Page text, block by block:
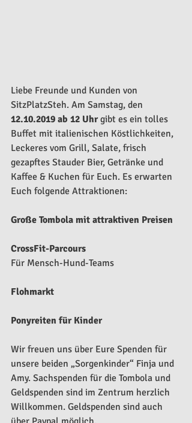
Liebe Freunde und Kunden von
SitzPlatzSteh. Am Samstag, den
12.10.2019 ab 12 Uhr gibt es ein tolles
Buffet mit italienischen Köstlichkeiten,
Leckeres vom Grill, Salate, frisch
gezapftes Stauder Bier, Getränke und
Kaffee & Kuchen für Euch. Es erwarten
Euch folgende Attraktionen:
Große Tombola mit attraktiven Preisen
CrossFit-Parcours
Für Mensch-Hund-Teams
Flohmarkt
Ponyreiten für Kinder
Wir freuen uns über Eure Spenden für
unsere beiden „Sorgenkinder“ Finja und
Amy. Sachspenden für die Tombola und
Geldspenden sind im Zentrum herzlich
Willkommen. Geldspenden sind auch